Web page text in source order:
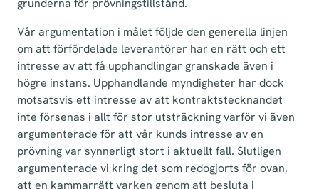
grunderna för prövningstillstånd.
Vår argumentation i målet följde den generella linjen
om att förfördelade leverantörer har en rätt och ett
intresse av att få upphandlingar granskade även i
högre instans. Upphandlande myndigheter har dock
motsatsvis ett intresse av att kontraktstecknandet
inte försenas i allt för stor utsträckning varför vi även
argumenterade för att vår kunds intresse av en
prövning var synnerligt stort i aktuellt fall. Slutligen
argumenterade vi kring det som redogjorts för ovan,
att en kammarrätt varken genom att besluta i